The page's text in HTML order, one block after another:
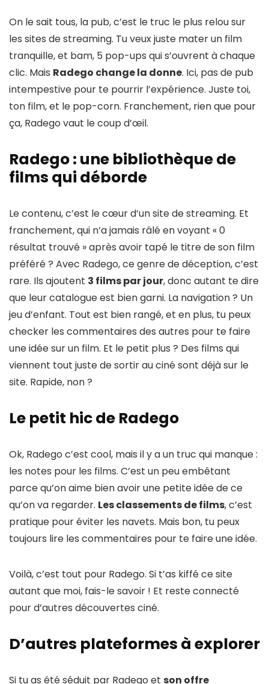
On le sait tous, la pub, c’est le truc le plus relou sur
les sites de streaming. Tu veux juste mater un film
tranquille, et bam, 5 pop-ups qui s’ouvrent à chaque
clic. Mais Radego change la donne. Ici, pas de pub
intempestive pour te pourrir l’expérience. Juste toi,
ton film, et le pop-corn. Franchement, rien que pour
ça, Radego vaut le coup d’œil.
Radego : une bibliothèque de
films qui déborde
Le contenu, c’est le cœur d’un site de streaming. Et
franchement, qui n’a jamais râlé en voyant « 0
résultat trouvé » après avoir tapé le titre de son film
préféré ? Avec Radego, ce genre de déception, c’est
rare. Ils ajoutent 3 films par jour, donc autant te dire
que leur catalogue est bien garni. La navigation ? Un
jeu d’enfant. Tout est bien rangé, et en plus, tu peux
checker les commentaires des autres pour te faire
une idée sur un film. Et le petit plus ? Des films qui
viennent tout juste de sortir au ciné sont déjà sur le
site. Rapide, non ?
Le petit hic de Radego
Ok, Radego c’est cool, mais il y a un truc qui manque :
les notes pour les films. C’est un peu embêtant
parce qu’on aime bien avoir une petite idée de ce
qu’on va regarder. Les classements de films, c’est
pratique pour éviter les navets. Mais bon, tu peux
toujours lire les commentaires pour te faire une idée.
Voilà, c’est tout pour Radego. Si t’as kiffé ce site
autant que moi, fais-le savoir ! Et reste connecté
pour d’autres découvertes ciné.
D’autres plateformes à explorer
Si tu as été séduit par Radego et son offre